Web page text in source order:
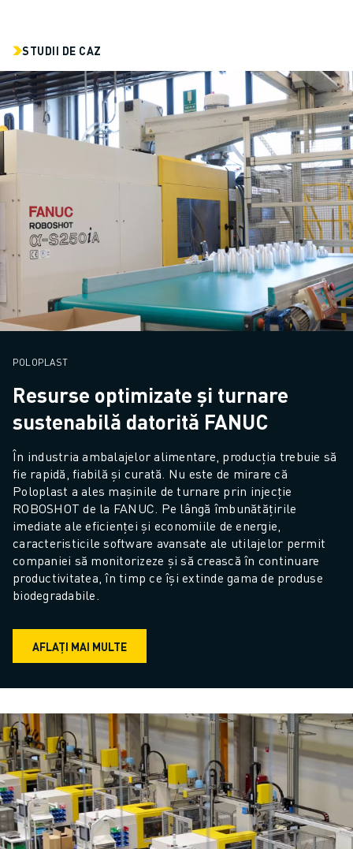
STUDII DE CAZ
POLOPLAST
Resurse optimizate și turnare
sustenabilă datorită FANUC
În industria ambalajelor alimentare, producția trebuie să
fie rapidă, fiabilă și curată. Nu este de mirare că
Poloplast a ales mașinile de turnare prin injecție
ROBOSHOT de la FANUC. Pe lângă îmbunătățirile
imediate ale eficienței și economiile de energie,
caracteristicile software avansate ale utilajelor permit
companiei să monitorizeze și să crească în continuare
productivitatea, în timp ce își extinde gama de produse
biodegradabile.
AFLAȚI MAI MULTE